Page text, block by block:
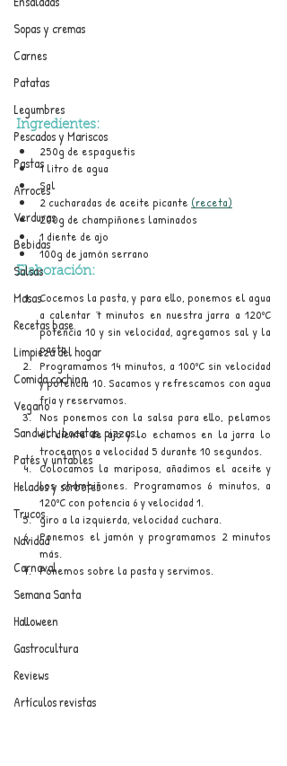
Sopas y cremas
Carnes
Patatas
Legumbres
Pescados y Mariscos
Pastas
Arroces
Verduras
Bebidas
Salsas
Masas
Recetas base
Limpieza del hogar
Comida cochina
Vegano
Sandwich, bocatas, pizzas...
Patés y untables
Helados y sorbetes
Trucos
Navidad
Carnaval
Semana Santa
Halloween
Gastrocultura
Reviews
Artículos revistas
Ingredientes:
250g de espaguetis
1 litro de agua
Sal
2 cucharadas de aceite picante (receta)
200g de champiñones laminados
1 diente de ajo
100g de jamón serrano
Elaboración:
Cocemos la pasta, y para ello, ponemos el agua
a calentar 7 minutos en nuestra jarra a 120ºC
potencia 10 y sin velocidad, agregamos sal y la
pasta.
Programamos 14 minutos, a 100ºC sin velocidad
y potencia 10. Sacamos y refrescamos con agua
fría y reservamos.
Nos ponemos con la salsa para ello, pelamos
el diente de ajo y lo echamos en la jarra lo
troceamos a velocidad 5 durante 10 segundos.
Colocamos la mariposa, añadimos el aceite y
los champiñones. Programamos 6 minutos, a
120ºC con potencia 6 y velocidad 1.
giro a la izquierda, velocidad cuchara.
Ponemos el jamón y programamos 2 minutos
más.
Ponemos sobre la pasta y servimos.